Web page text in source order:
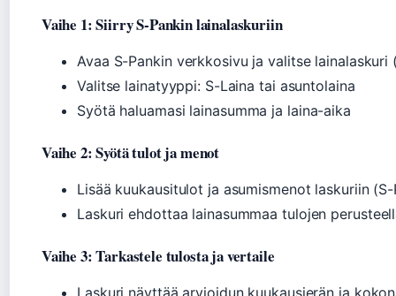
Vaihe 1: Siirry S-Pankin lainalaskuriin
Avaa S-Pankin verkkosivu ja valitse lainalaskuri
Valitse lainatyyppi: S-Laina tai asuntolaina
Syötä haluamasi lainasumma ja laina-aika
Vaihe 2: Syötä tulot ja menot
Lisää kuukausitulot ja asumismenot laskuriin
Laskuri ehdottaa lainasummaa tulojen
Vaihe 3: Tarkastele tulosta ja vertaile